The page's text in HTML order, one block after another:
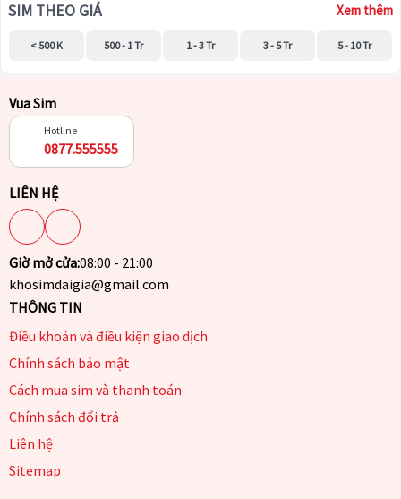
SIM THEO GIÁ Xem thêm
< 500 K 500 - 1 Tr 1 - 3 Tr 3 - 5 Tr 5 - 10 Tr
Vua Sim
Hotline
0877.555555
LIÊN HỆ
Giờ mở cửa:08:00 - 21:00
khosimdaigia@gmail.com
THÔNG TIN
Điều khoản và điều kiện giao dịch
Chính sách bảo mật
Cách mua sim và thanh toán
Chính sách đổi trả
Liên hệ
Sitemap